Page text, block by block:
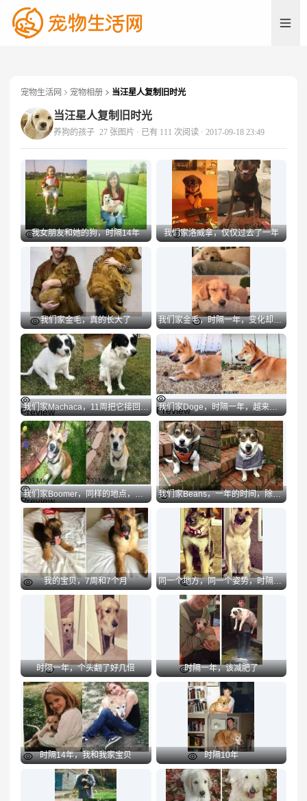
宠物生活网 宠物相册 当汪星人复制旧时光
养 当汪星人复制旧时光
养狗的孩子 27 张图片 · 已有 111 次阅读 · 2017-09-18 23:49
Preview
我女朋友和她的狗，时隔14年
Preview
我们家洛威拿，仅仅过去了一年
Preview
我们家金毛，真的长大了
Preview
我们家金毛，时隔一年，变化却好大
Preview 我们家Machaca，11周把它接回家时VS它的三岁生日 Preview 我们家Doge，时隔一年，越来越爱它
Preview
我们家Boomer，同样的地点，时隔十年
Preview
我们家Beans，一年的时间，除了脸老了点儿，其它没变
Preview
我的宝贝，7周和7个月
Preview
同一个地方，同一个姿势，时隔三年
Preview
时隔一年，个头翻了好几倍
Preview
时隔一年，该减肥了
Preview
时隔14年，我和我家宝贝
Preview
时隔10年